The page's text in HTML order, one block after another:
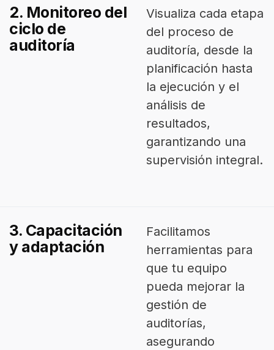
2. Monitoreo del
ciclo de
auditoría
Visualiza cada etapa
del proceso de
auditoría, desde la
planificación hasta
la ejecución y el
análisis de
resultados,
garantizando una
supervisión integral.
3. Capacitación
y adaptación
Facilitamos
herramientas para
que tu equipo
pueda mejorar la
gestión de
auditorías,
asegurando